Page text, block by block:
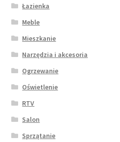
Łazienka
Meble
Mieszkanie
Narzędzia i akcesoria
Ogrzewanie
Oświetlenie
RTV
Salon
Sprzątanie